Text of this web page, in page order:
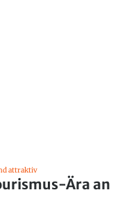
attraktiv
Ära an